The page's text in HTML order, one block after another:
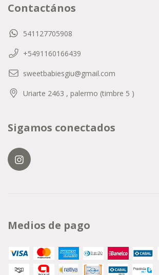
Contactános
541127705908
+5491160166439
sweetbabiesgiu@gmail.com
Uriarte 2463 , palermo (timbre 5 )
Sigamos conectados
Medios de pago